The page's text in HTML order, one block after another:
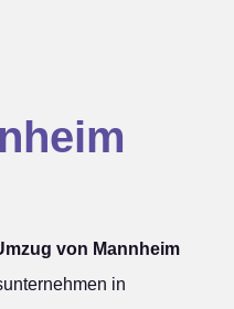
von Mannheim
in